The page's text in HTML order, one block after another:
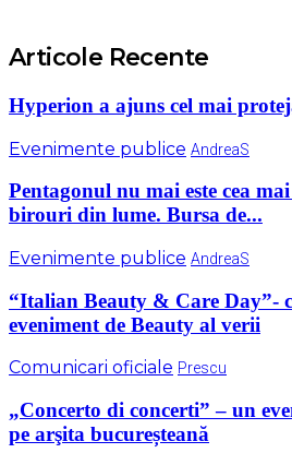
Articole Recente
Hyperion a ajuns cel mai
Evenimente publice AndreaS
Pentagonul nu mai este cea
birouri din lume. Bursa de...
Evenimente publice AndreaS
“Italian Beauty & Care Day”-
eveniment de Beauty al verii
Comunicari oficiale Prescu
„Concerto di concerti” – un
pe arşita bucureșteană